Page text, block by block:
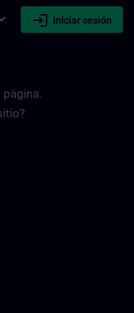
login Iniciar sesión
página.